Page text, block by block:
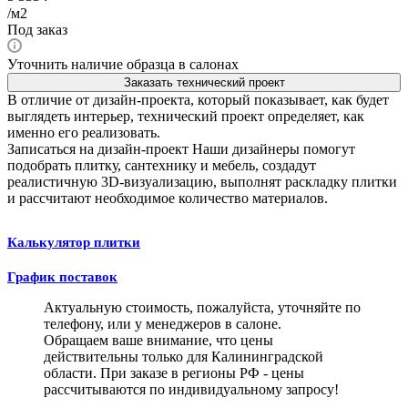
/м2
Под заказ
Уточнить наличие образца в салонах
Заказать технический проект
В отличие от дизайн-проекта, который показывает, как будет
выглядеть интерьер, технический проект определяет, как
именно его реализовать.
Записаться на дизайн-проект Наши дизайнеры помогут
подобрать плитку, сантехнику и мебель, создадут
реалистичную 3D-визуализацию, выполнят раскладку плитки
и рассчитают необходимое количество материалов.
Калькулятор плитки
График поставок
Актуальную стоимость, пожалуйста, уточняйте по
телефону, или у менеджеров в салоне.
Обращаем ваше внимание, что цены
действительны только для Калининградской
области. При заказе в регионы РФ - цены
рассчитываются по индивидуальному запросу!